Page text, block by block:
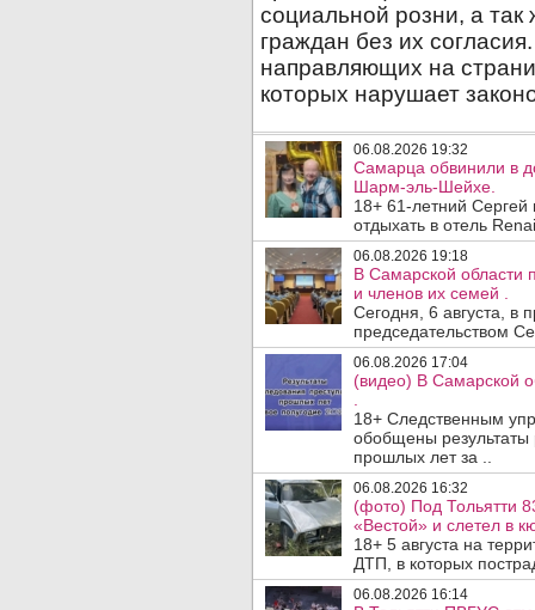
06.08.2026 19:32
Самарца обвинили в
Шарм-эль-Шейхе.
18+ 61-летний
отдыхать в отель
06.08.2026 19:18
В Самарской области
и членов их семей .
Сегодня, 6 августа, в
председательством
06.08.2026 17:04
(видео) В Самарской
18+ Следственным
обобщены результаты
прошлых лет за ..
06.08.2026 16:32
(фото) Под Тольятти
«Вестой» и слетел в
18+ 5 августа на
ДТП, в которых
06.08.2026 16:14